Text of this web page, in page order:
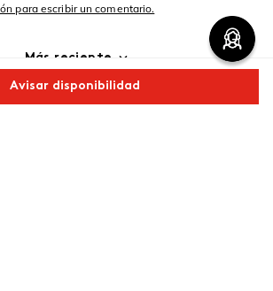
Avisar disponibilidad
para escribir un comentario.
Más reciente